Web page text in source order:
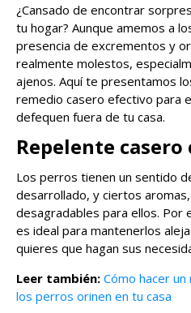
¿Cansado de encontrar
tu hogar? Aunque amemos a
presencia de excrementos y
realmente molestos,
ajenos. Aquí te presentamos
remedio casero efectivo para
defequen fuera de tu casa.
Repelente
Los perros tienen un sentido
desarrollado, y ciertos
desagradables para ellos. Por
es ideal para mantenerlos
quieres que hagan sus
Leer también: Cómo hacer
los perros orinen en tu casa